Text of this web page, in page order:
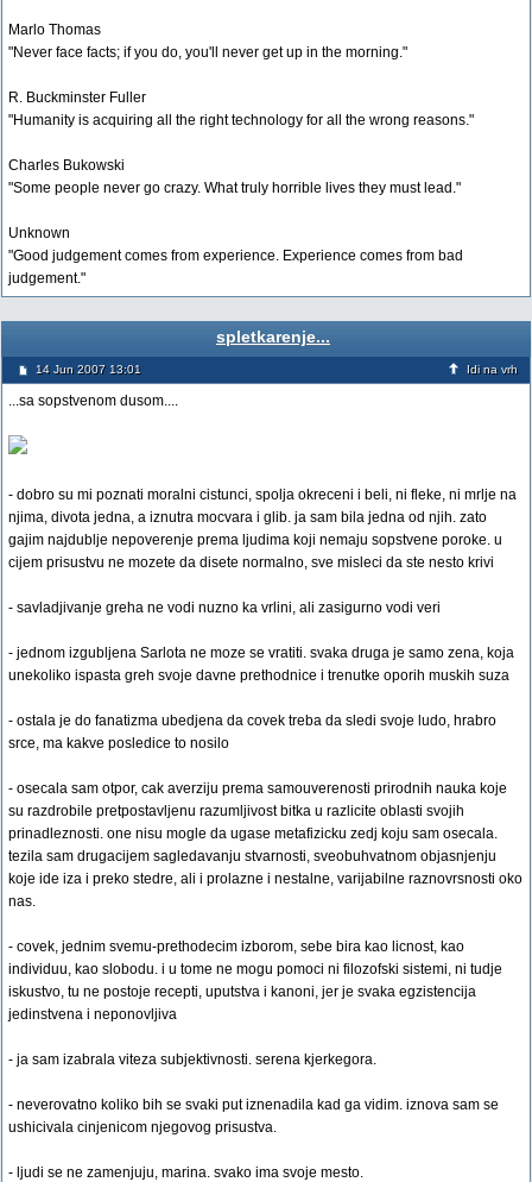
Marlo Thomas
"Never face facts; if you do, you'll never get up in the morning."
R. Buckminster Fuller
"Humanity is acquiring all the right technology for all the wrong reasons."
Charles Bukowski
"Some people never go crazy. What truly horrible lives they must lead."
Unknown
"Good judgement comes from experience. Experience comes from bad
judgement."
spletkarenje...
14 Jun 2007 13:01 Idi na vrh
...sa sopstvenom dusom....
- dobro su mi poznati moralni cistunci, spolja okreceni i beli, ni fleke, ni mrlje na
njima, divota jedna, a iznutra mocvara i glib. ja sam bila jedna od njih. zato
gajim najdublje nepoverenje prema ljudima koji nemaju sopstvene poroke. u
cijem prisustvu ne mozete da disete normalno, sve misleci da ste nesto krivi
- savladjivanje greha ne vodi nuzno ka vrlini, ali zasigurno vodi veri
- jednom izgubljena Sarlota ne moze se vratiti. svaka druga je samo zena, koja
unekoliko ispasta greh svoje davne prethodnice i trenutke oporih muskih suza
- ostala je do fanatizma ubedjena da covek treba da sledi svoje ludo, hrabro
srce, ma kakve posledice to nosilo
- osecala sam otpor, cak averziju prema samouverenosti prirodnih nauka koje
su razdrobile pretpostavljenu razumljivost bitka u razlicite oblasti svojih
prinadleznosti. one nisu mogle da ugase metafizicku zedj koju sam osecala.
tezila sam drugacijem sagledavanju stvarnosti, sveobuhvatnom objasnjenju
koje ide iza i preko stedre, ali i prolazne i nestalne, varijabilne raznovrsnosti oko
nas.
- covek, jednim svemu-prethodecim izborom, sebe bira kao licnost, kao
individuu, kao slobodu. i u tome ne mogu pomoci ni filozofski sistemi, ni tudje
iskustvo, tu ne postoje recepti, uputstva i kanoni, jer je svaka egzistencija
jedinstvena i neponovljiva
- ja sam izabrala viteza subjektivnosti. serena kjerkegora.
- neverovatno koliko bih se svaki put iznenadila kad ga vidim. iznova sam se
ushicivala cinjenicom njegovog prisustva.
- ljudi se ne zamenjuju, marina. svako ima svoje mesto.